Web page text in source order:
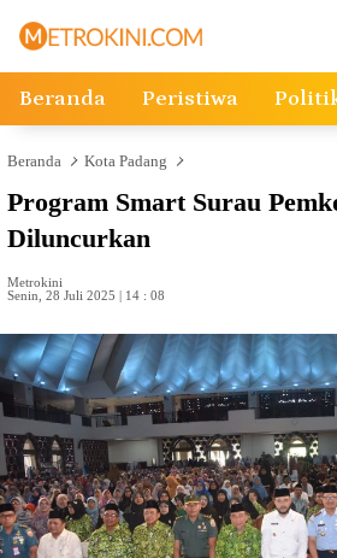
Beranda Peristiwa
Beranda Kota Padang
Program Smart Surau
Diluncurkan
Metrokini
Senin, 28 Juli 2025 | 14 : 08